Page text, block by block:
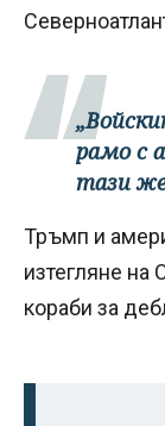
рамо с
тази
Тръмп и
изтегляне на
кораби за